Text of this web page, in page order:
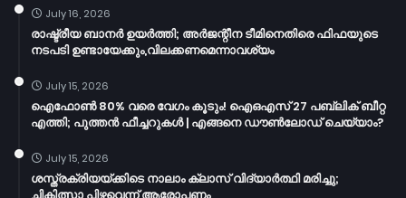
July 16, 2026
രാഷ്ട്രീയ ബാനർ ഉയർത്തി; അർജന്റീന ടീമിനെതിരെ ഫിഫയുടെ
നടപടി ഉണ്ടായേക്കും,വിലക്കണമെന്നാവശ്യം
July 15, 2026
ഐഫോൺ 80% വരെ വേഗം കൂടും! ഐഒഎസ് 27 പബ്ലിക് ബീറ്റ
എത്തി; പുത്തൻ ഫീച്ചറുകൾ | എങ്ങനെ ഡൗൺലോഡ് ചെയ്യാം?
July 15, 2026
ശസ്ത്രക്രിയയ്ക്കിടെ നാലാം ക്ലാസ് വിദ്യാർത്ഥി മരിച്ചു;